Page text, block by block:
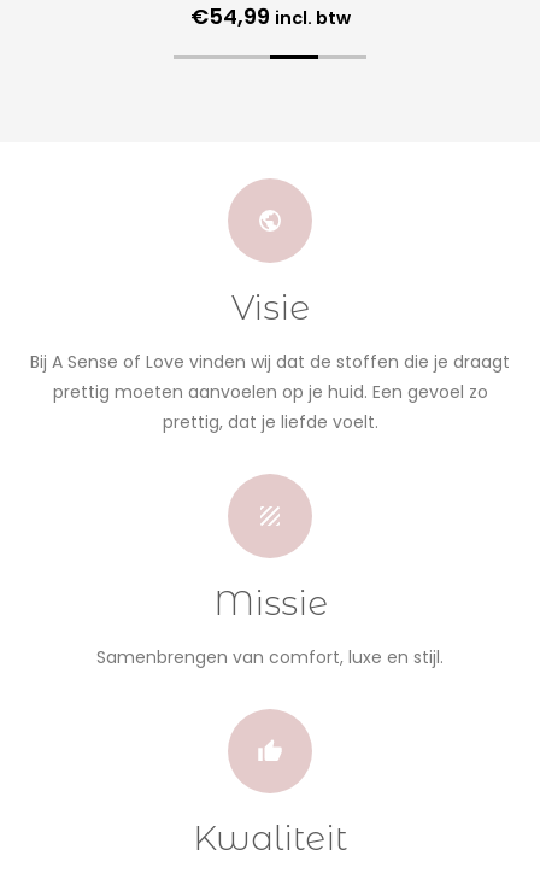
€54,99 incl. btw
Visie
Bij A Sense of Love vinden wij dat de stoffen die je draagt
prettig moeten aanvoelen op je huid. Een gevoel zo
prettig, dat je liefde voelt.
Missie
Samenbrengen van comfort, luxe en stijl.
Kwaliteit